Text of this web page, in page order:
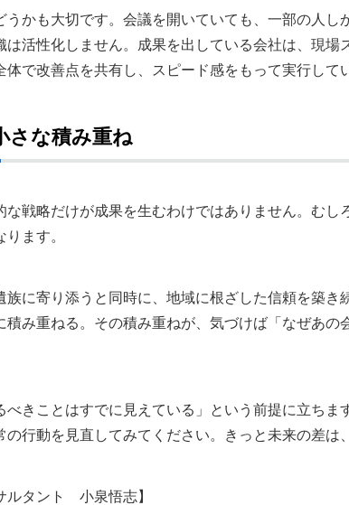
うかも大切です。会議を開いていても、一部の人し
は活性化しません。成果を出している会社は、現場
体で改善点を共有し、スピード感をもって実行して
さな積み重ね
戦略だけが成果を生むわけではありません。むし
ます。
族に寄り添うと同時に、地域に根ざした信頼を築き
積み重ねる。その積み重ねが、気づけば「なぜあ
きことはすでに見えている」という前提に立ちま
の行動を見直してみてください。きっと未来の差は
ルタント 小泉悟志】